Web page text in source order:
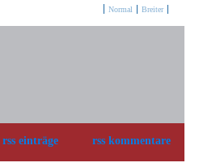
Normal Breiter
rss einträge rss kommentare